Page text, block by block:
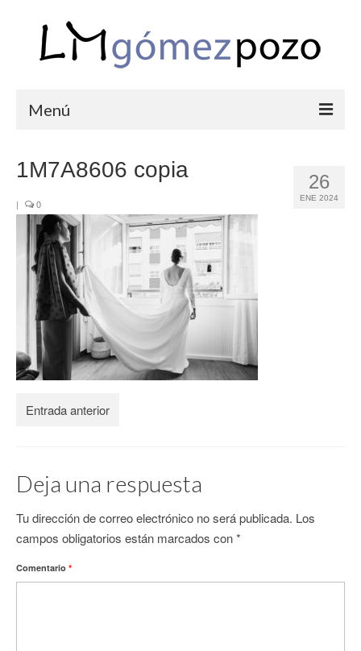
Menú
COMUNIONES
CORPORATIVAS
SEMANA SANTA
BLOG
SOBRE LM
CONTACTO
26
ENE 2024
1M7A8606 copia
| 0
Entrada anterior
Deja una respuesta
Tu dirección de correo electrónico no será publicada. Los
campos obligatorios están marcados con*
Comentario *